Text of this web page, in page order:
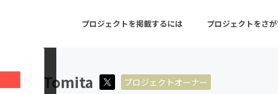
プロジェクトを掲載するには プロジェクトをさ
Shuhei Tomita
プロジェクトオーナー